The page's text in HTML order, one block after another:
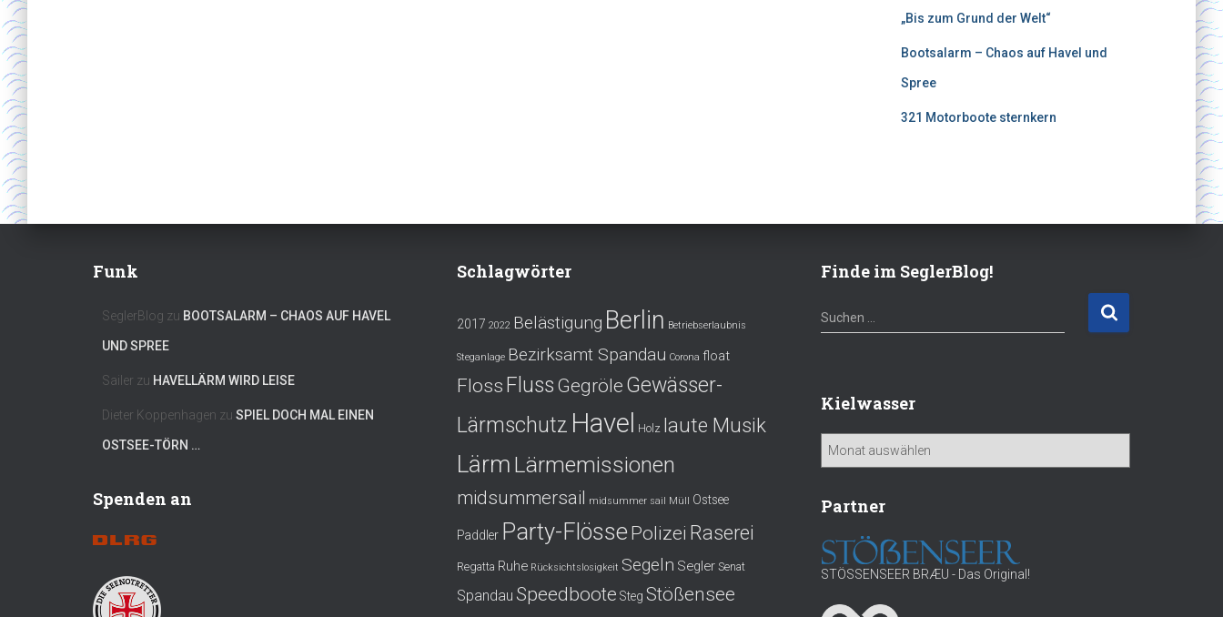
„Bis zum Grund der Welt“
Bootsalarm – Chaos auf Havel und
Spree
321 Motorboote sternkern
Funk
SeglerBlog zu BOOTSALARM – CHAOS AUF HAVEL
UND SPREE
Sailer zu HAVELLÄRM WIRD LEISE
Dieter Koppenhagen zu SPIEL DOCH MAL EINEN
OSTSEE-TÖRN …
Spenden an
Schlagwörter
2017 2022 Belästigung Berlin Betriebserlaubnis
Steganlage Bezirksamt Spandau Corona float
Floss Fluss Gegröle Gewässer-
Lärmschutz Havel Holz laute Musik
Lärm Lärmemissionen
midsummersail midsummer sail Müll Ostsee
Paddler Party-FlössePolizei Raserei
Regatta Ruhe Rücksichtslosigkeit Segeln Segler Senat
Spandau Speedboote Steg Stößensee
Finde im SeglerBlog!
S
u
n
n
c
:
Suchen …
Kielwasser
i
l
a
s
s
Partner
STÖSSENSEER BRÆU - Das Original!